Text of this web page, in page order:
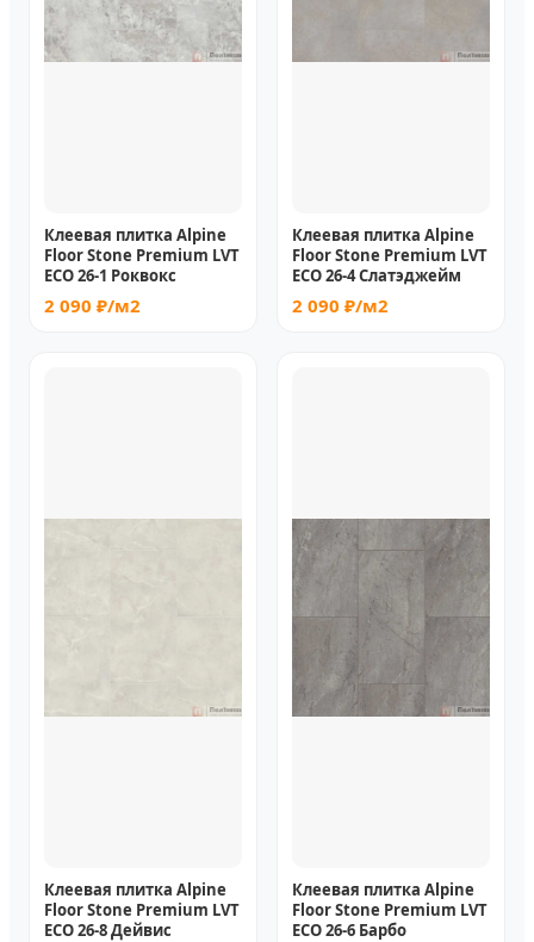
Клеевая плитка Alpine
Floor Stone Premium LVT
ECO 26-1 Роквокс
2 090 ₽/м2
Клеевая плитка Alpine
Floor Stone Premium LVT
ECO 26-4 Слатэджейм
2 090 ₽/м2
Клеевая плитка Alpine
Floor Stone Premium LVT
ECO 26-8 Дейвис
Клеевая плитка Alpine
Floor Stone Premium LVT
ECO 26-6 Барбо